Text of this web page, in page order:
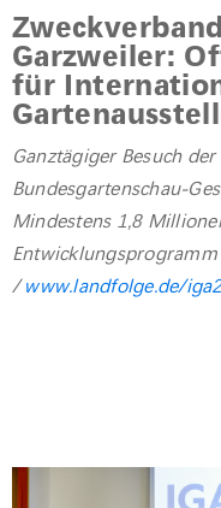
Garzweiler:
für
Ganztägiger Besuch
Bundesgartenschau-
Mindestens 1,8
/www.landfolge.de/